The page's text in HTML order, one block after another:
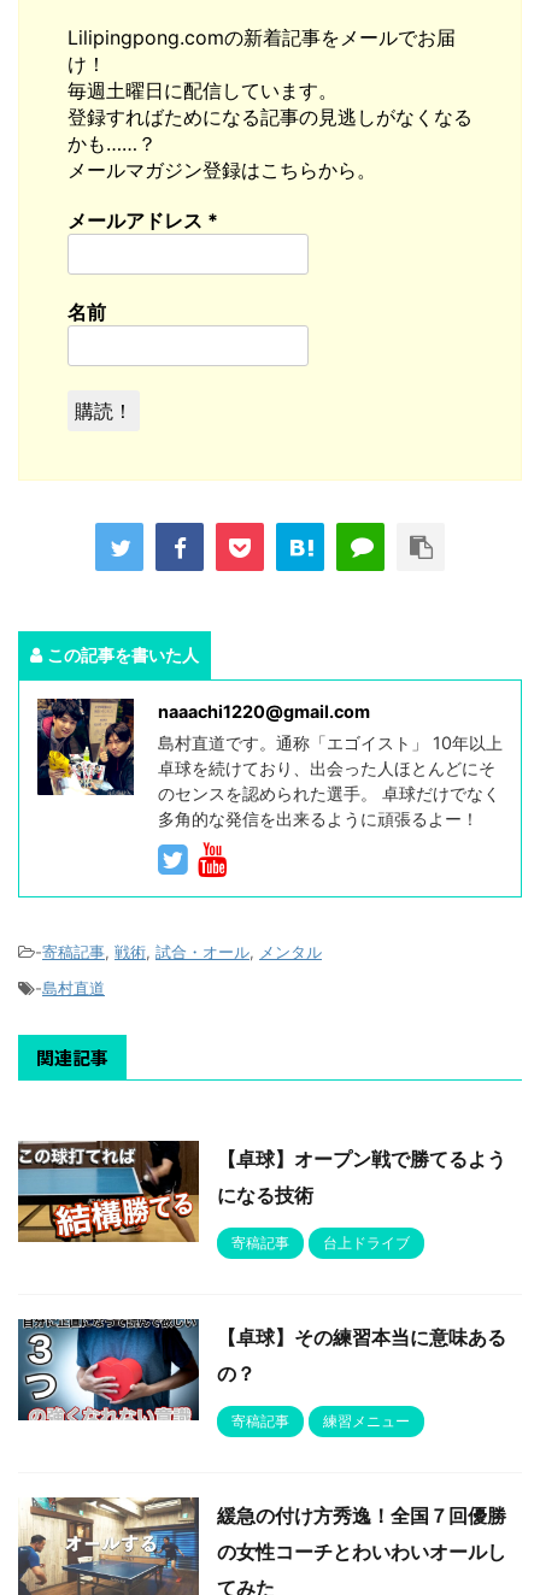
Lilipingpong.comの新着記事をメールでお届
け！
毎週土曜日に配信しています。
登録すればためになる記事の見逃しがなくなる
かも……？
メールマガジン登録はこちらから。
メールアドレス *
名前
この記事を書いた人
naaachi1220@gmail.com
島村直道です。通称「エゴイスト」 10年以上
卓球を続けており、出会った人ほとんどにそ
のセンスを認められた選手。 卓球だけでなく
多角的な発信を出来るように頑張るよー！
-寄稿記事, 戦術, 試合・オール, メンタル
-島村直道
関連記事
【卓球】オープン戦で勝てるよう
になる技術
寄稿記事 台上ドライブ
【卓球】その練習本当に意味ある
の？
寄稿記事 練習メニュー
緩急の付け方秀逸！全国７回優勝
の女性コーチとわいわいオールし
てみた